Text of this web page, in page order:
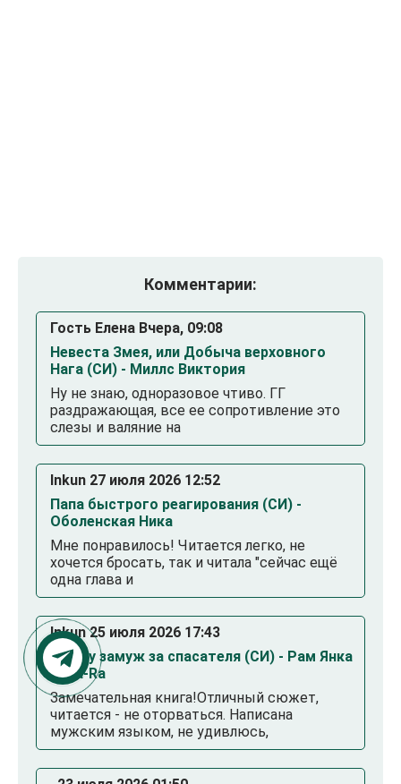
Комментарии:
Гость Елена Вчера, 09:08
Невеста Змея, или Добыча верховного
Нага (СИ) - Миллс Виктория
Ну не знаю, одноразовое чтиво. ГГ
раздражающая, все ее сопротивление это
слезы и валяние на
Inkun 27 июля 2026 12:52
Папа быстрого реагирования (СИ) -
Оболенская Ника
Мне понравилось! Читается легко, не
хочется бросать, так и читала "сейчас ещё
одна глава и
Inkun 25 июля 2026 17:43
Выйду замуж за спасателя (СИ) - Рам Янка
Янка-Ra
Замечательная книга!Отличный сюжет,
читается - не оторваться. Написана
мужским языком, не удивлюсь,